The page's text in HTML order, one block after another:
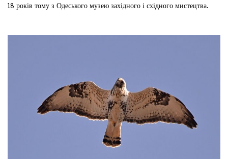
18 років тому з Одеського музею західного і східного мистецтва.